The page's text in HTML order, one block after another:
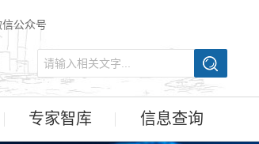
公众号
专家智库 信息查询